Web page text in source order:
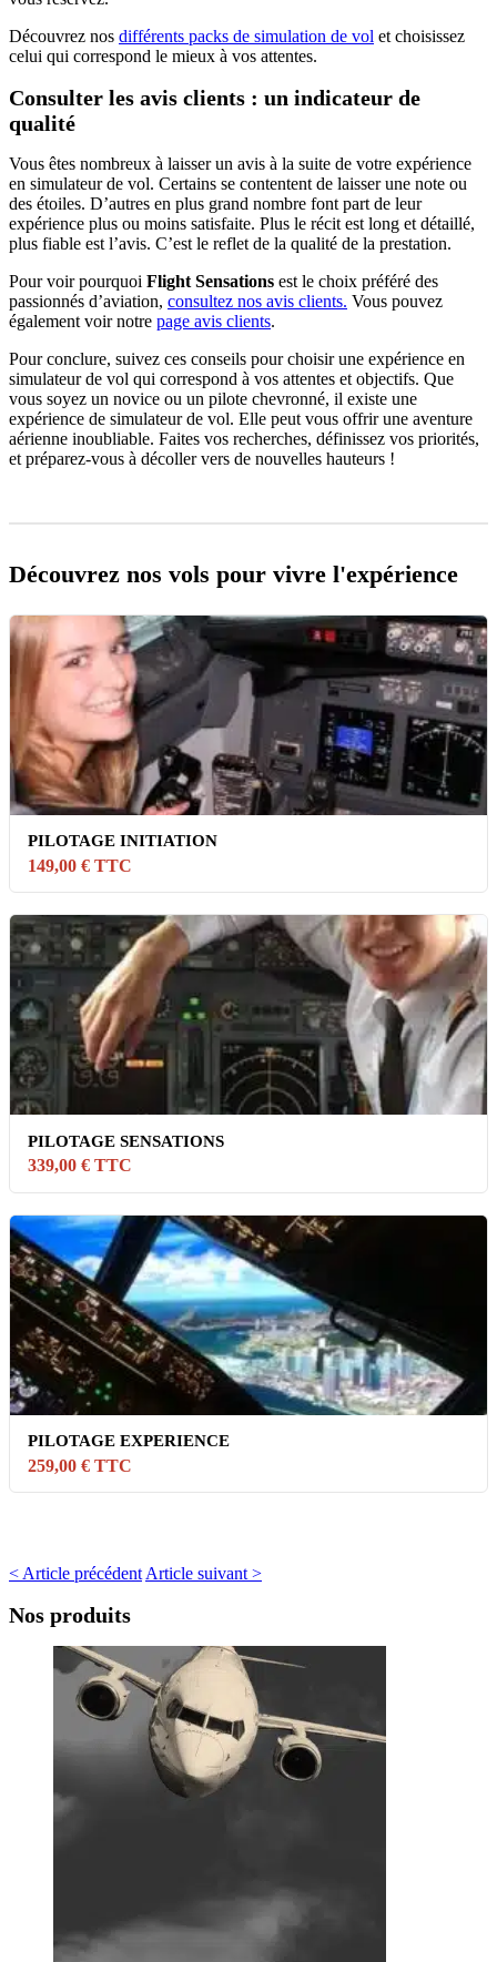
Découvrez nos différents packs de simulation de vol et choisissez
celui qui correspond le mieux à vos attentes.
Consulter les avis clients : un indicateur de
qualité
Vous êtes nombreux à laisser un avis à la suite de votre expérience
en simulateur de vol. Certains se contentent de laisser une note ou
des étoiles. D’autres en plus grand nombre font part de leur
expérience plus ou moins satisfaite. Plus le récit est long et détaillé,
plus fiable est l’avis. C’est le reflet de la qualité de la prestation.
Pour voir pourquoi Flight Sensations est le choix préféré des
passionnés d’aviation, consultez nos avis clients. Vous pouvez
également voir notre page avis clients.
Pour conclure, suivez ces conseils pour choisir une expérience en
simulateur de vol qui correspond à vos attentes et objectifs. Que
vous soyez un novice ou un pilote chevronné, il existe une
expérience de simulateur de vol. Elle peut vous offrir une aventure
aérienne inoubliable. Faites vos recherches, définissez vos priorités,
et préparez-vous à décoller vers de nouvelles hauteurs !
Découvrez nos vols pour vivre l'expérience
PILOTAGE INITIATION
149,00 € TTC
PILOTAGE SENSATIONS
339,00 € TTC
PILOTAGE EXPERIENCE
259,00 € TTC
< Article précédent Article suivant >
Nos produits